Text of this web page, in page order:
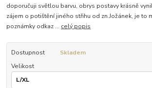
doporučuji světlou barvu, obrys postavy krásně
zájem o potištění jiného střihu od zn.Jožánek, je to
poznámky odkaz ... celý popis
Dostupnost
Skladem
Velikost